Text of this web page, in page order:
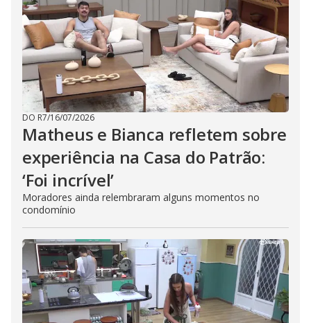
DO R7/16/07/2026
Matheus e Bianca refletem sobre
experiência na Casa do Patrão:
‘Foi incrível’
Moradores ainda relembraram alguns momentos no
condomínio